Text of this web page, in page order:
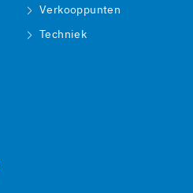
Verkooppunten
Techniek